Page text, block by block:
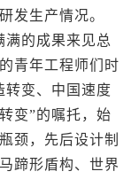
发生产情况。
满的成果来见总
青年工程师们时
转变、中国速度
变”的嘱托，始
颈，先后设计制
蹄形盾构、世界